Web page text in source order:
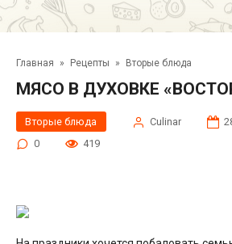
Главная » Рецепты » Вторые блюда
МЯСО В ДУХОВКЕ
Вторые блюда Сulinar
0
419